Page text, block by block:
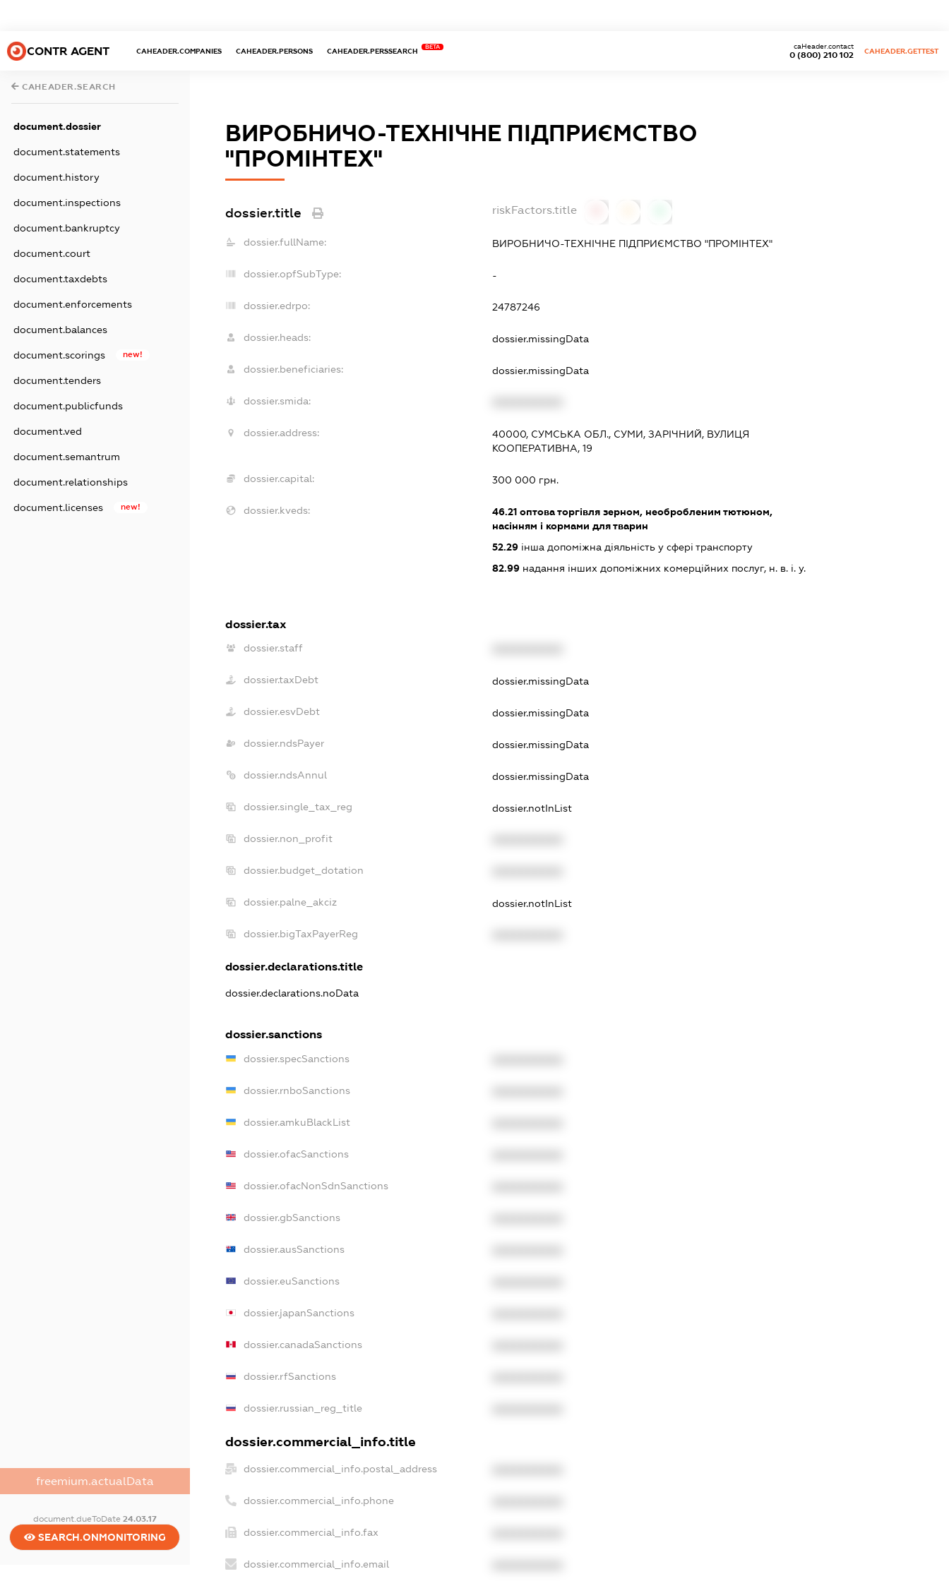
CONTR AGENT CAHEADER.COMPANIES CAHEADER.PERSONS CAHEADER.PERSSEARCH
BETA
0 (800) 210 102
caHeader.contact
CAHEADER.GETTEST
CAHEADER.SEARCH
document.dossier
document.statements
document.history
document.inspections
document.bankruptcy
document.court
document.taxdebts
document.enforcements
document.balances
document.scorings new!
document.tenders
document.publicfunds
document.ved
document.semantrum
document.relationships
document.licenses new!
freemium.actualData
document.dueToDate 24.03.17
SEARCH.ONMONITORING
ВИРОБНИЧО-ТЕХНІЧНЕ ПІДПРИЄМСТВО
"ПРОМІНТЕХ"
dossier.title riskFactors.title
dossier.fullName: ВИРОБНИЧО-ТЕХНІЧНЕ ПІДПРИЄМСТВО "ПРОМІНТЕХ"
dossier.opfSubType: -
dossier.edrpo: 24787246
dossier.heads: dossier.missingData
dossier.beneficiaries: dossier.missingData
dossier.smida:
dossier.address:
40000, СУМСЬКА ОБЛ., СУМИ, ЗАРІЧНИЙ, ВУЛИЦЯ
КООПЕРАТИВНА, 19
dossier.capital: 300 000 грн.
dossier.kveds: 46.21 оптова торгівля зерном, необробленим тютюном,
насінням і кормами для тварин
52.29 інша допоміжна діяльність у сфері транспорту
82.99 надання інших допоміжних комерційних послуг, н. в. і. у.
dossier.tax
dossier.staff
dossier.taxDebt dossier.missingData
dossier.esvDebt dossier.missingData
dossier.ndsPayer dossier.missingData
dossier.ndsAnnul dossier.missingData
dossier.single_tax_reg dossier.notInList
dossier.non_profit
dossier.budget_dotation
dossier.palne_akciz dossier.notInList
dossier.bigTaxPayerReg
dossier.declarations.title
dossier.declarations.noData
dossier.sanctions
dossier.specSanctions
dossier.rnboSanctions
dossier.amkuBlackList
dossier.ofacSanctions
dossier.ofacNonSdnSanctions
dossier.gbSanctions
dossier.ausSanctions
dossier.euSanctions
dossier.japanSanctions
dossier.canadaSanctions
dossier.rfSanctions
dossier.russian_reg_title
dossier.commercial_info.title
dossier.commercial_info.postal_address
dossier.commercial_info.phone
dossier.commercial_info.fax
dossier.commercial_info.email